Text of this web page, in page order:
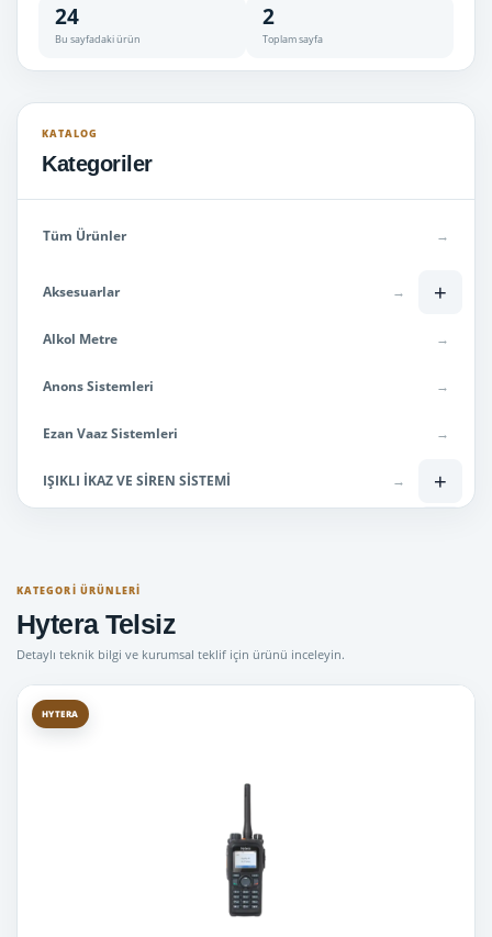
24
Bu sayfadaki ürün
2
Toplam sayfa
KATALOG
Kategoriler
Tüm Ürünler →
Aksesuarlar → +
Alkol Metre →
Anons Sistemleri →
Ezan Vaaz Sistemleri →
IŞIKLI İKAZ VE SİREN SİSTEMİ → +
Hytera Telsiz
İcom Telsiz
Motorola Telsiz
Uyuşturucu Ölçüm Cihazları
KATEGORI ÜRÜNLERI
Hytera Telsiz
Detaylı teknik bilgi ve kurumsal teklif için ürünü inceleyin.
HYTERA